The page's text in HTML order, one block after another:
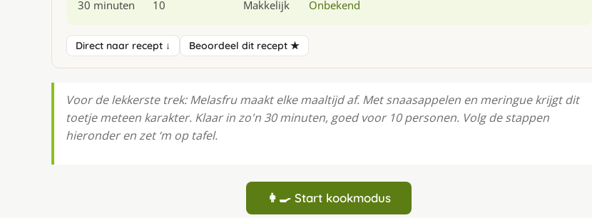
30 minuten 10 Makkelijk Onbekend
Direct naar recept ↓ Beoordeel dit recept ★
Voor de lekkerste trek: Melasfru maakt elke maaltijd af. Met snaasappelen en meringue krijgt dit
toetje meteen karakter. Klaar in zo'n 30 minuten, goed voor 10 personen. Volg de stappen
hieronder en zet ‘m op tafel.
👩‍🍳 Start kookmodus